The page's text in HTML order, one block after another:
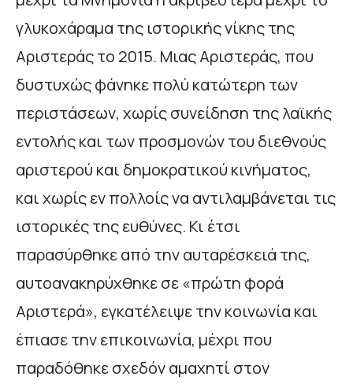
γλυκοχάραμα της ιστορικής νίκης της
Αριστεράς το 2015. Μιας Αριστεράς, που
δυστυχώς φάνηκε πολύ κατώτερη των
περιστάσεων, χωρίς συνείδηση της λαϊκής
εντολής και των προσμονών του διεθνούς
αριστερού και δημοκρατικού κινήματος,
και χωρίς εν πολλοίς να αντιλαμβάνεται τις
ιστορικές της ευθύνες. Κι έτσι
παρασύρθηκε από την αυταρέσκειά της,
αυτοανακηρύχθηκε σε «πρώτη φορά
Αριστερά», εγκατέλειψε την κοινωνία και
έπιασε την επικοινωνία, μέχρι που
παραδόθηκε σχεδόν αμαχητί στον